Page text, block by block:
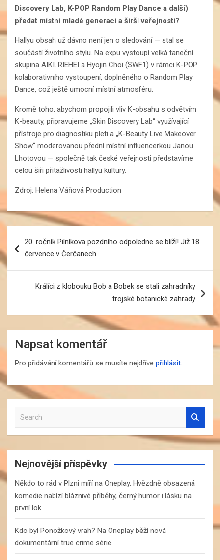
Discovery Lab, K-POP Random Play Dance a další)
předat místní mladé generaci a širší veřejnosti?
Hallyu obsah už dávno není jen o sledování — stal se
součástí životního stylu. Na expu vystoupí velká taneční
skupina AIKI, RIEHEI a Hyojin Choi (SWF1) v rámci K-POP
kolaborativního vystoupení, doplněného o Random Play
Dance, což ještě umocní místní atmosféru.
Kromě toho, abychom propojili vliv K-obsahu s odvětvím
K-beauty, připravujeme „Skin Discovery Lab“ využívající
přístroje pro diagnostiku pleti a „K-Beauty Live Makeover
Show“ moderovanou přední místní influencerkou Janou
Lhotovou — společně tak české veřejnosti představíme
celou šíři přitažlivosti hallyu kultury.
Zdroj: Helena Váňová Production
pro
příspěvek
20. ročník Pilníkova pozdního odpoledne se blíží! Již 18.
července v Čerčanech
Králíci z klobouku Bob a Bobek se stali zahradníky
trojské botanické zahrady
Napsat komentář
Pro přidávání komentářů se musíte nejdříve přihlásit
a
r
c
Nejnovější příspěvky
Někdo to rád v Plzni míří na Oneplay. Hvězdně obsazená
komedie nabízí bláznivé příběhy, černý humor i lásku na
první lok
Kdo byl Ponožkový vrah? Na Oneplay běží nová
dokumentární true crime série